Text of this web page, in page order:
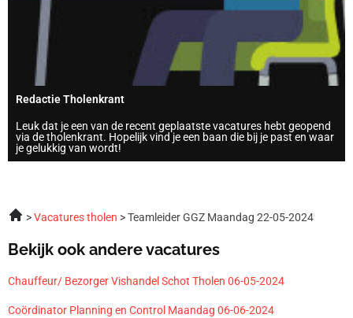
Redactie Tholenkrant
Leuk dat je een van de recent geplaatste vacatures hebt geopend
via de tholenkrant. Hopelijk vind je een baan die bij je past en waar
je gelukkig van wordt!
Vacatures tholen Teamleider GGZ Maandag 22-05-2024
Bekijk ook andere vacatures
Chauffeur/ Bezorger Vishandel Schot Tholen 06-05-2024
Coördinator Planning en Control Maandag 06-06-2024